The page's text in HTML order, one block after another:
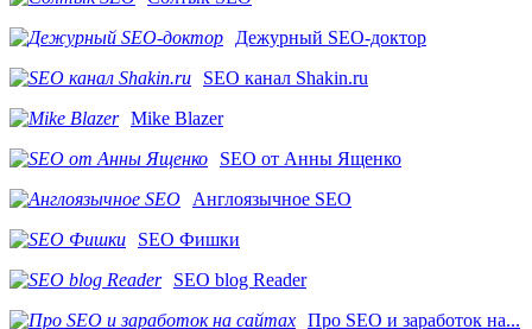
Дежурный SEO-доктор
SEO канал Shakin.ru
Mike Blazer
SEO от Анны Ященко
Англоязычное SEO
SEO Фишки
SEO blog Reader
Про SEO и заработок на...